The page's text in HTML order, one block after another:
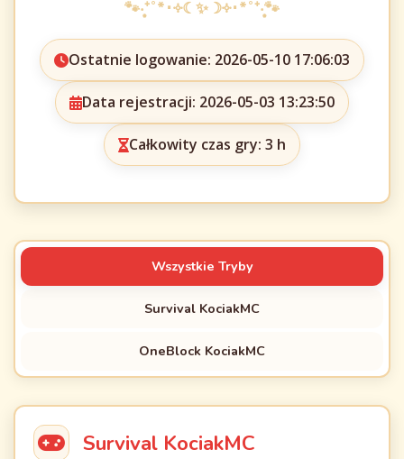
Ostatnie logowanie: 2026-05-10 17:06:03
Data rejestracji: 2026-05-03 13:23:50
Całkowity czas gry: 3 h
Wszystkie Tryby
Survival KociakMC
OneBlock KociakMC
Survival KociakMC